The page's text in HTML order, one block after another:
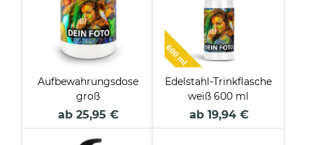
Aufbewahrungsdose
groß
ab 25,95 €
Edelstahl-Trinkflasche
weiß 600 ml
ab 19,94 €